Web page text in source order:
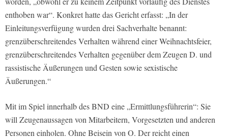
enthoben war“. Konkret hatte das Gericht erfasst: „In der
Einleitungsverfügung wurden drei Sachverhalte benannt:
grenzüberschreitendes Verhalten während einer Weihnachtsfeier,
grenzüberschreitendes Verhalten gegenüber dem Zeugen D. und
rassistische Äußerungen und Gesten sowie sexistische
Äußerungen.“
Mit im Spiel innerhalb des BND eine „Ermittlungsführerin“: Sie
will Zeugenaussagen von Mitarbeitern, Vorgesetzten und anderen
Personen einholen. Ohne Beisein von O. Der reicht einen